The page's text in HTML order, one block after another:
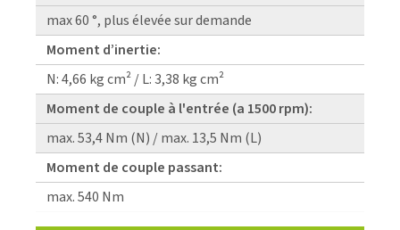
max 60 °, plus élevée sur demande
Moment d’inertie:
N: 4,66 kg cm² / L: 3,38 kg cm²
Moment de couple à l'entrée (a 1500 rpm):
max. 53,4 Nm (N) / max. 13,5 Nm (L)
Moment de couple passant:
max. 540 Nm